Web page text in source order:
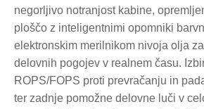
negorljivo notranjost kabine,
ploščo z inteligentnimi opomniki
elektronskim merilnikom nivoja olja
delovnih pogojev v realnem času.
ROPS/FOPS proti prevračanju in
ter zadnje pomožne delovne luči v